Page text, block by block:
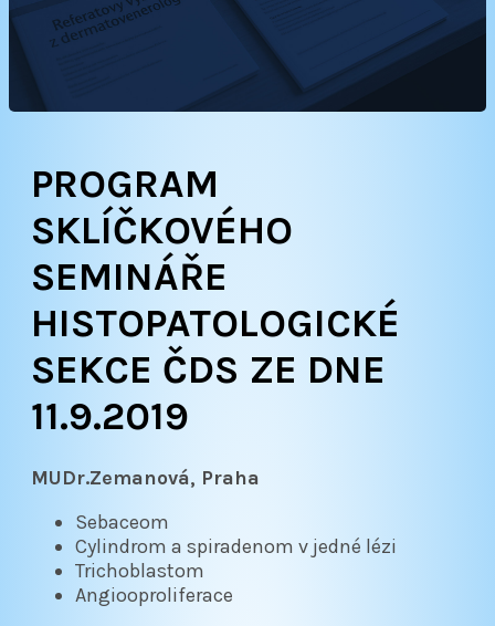
PROGRAM
SKLÍČKOVÉHO
SEMINÁŘE
HISTOPATOLOGICKÉ
SEKCE ČDS ZE DNE
11.9.2019
MUDr.Zemanová, Praha
Sebaceom
Cylindrom a spiradenom v jedné lézi
Trichoblastom
Angiooproliferace